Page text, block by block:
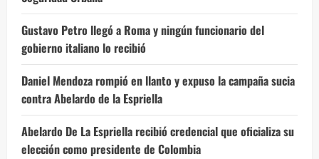
Gustavo Petro llegó a Roma y ningún funcionario del
gobierno italiano lo recibió
Daniel Mendoza rompió en llanto y expuso la campaña sucia
contra Abelardo de la Espriella
Abelardo De La Espriella recibió credencial que oficializa su
elección como presidente de Colombia